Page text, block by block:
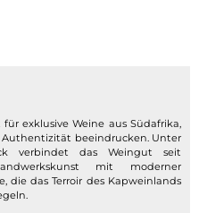
exklusive Weine aus Südafrika,
beeindrucken. Unter
verbindet das Weingut seit
mit moderner
die das Terroir des Kapweinlands